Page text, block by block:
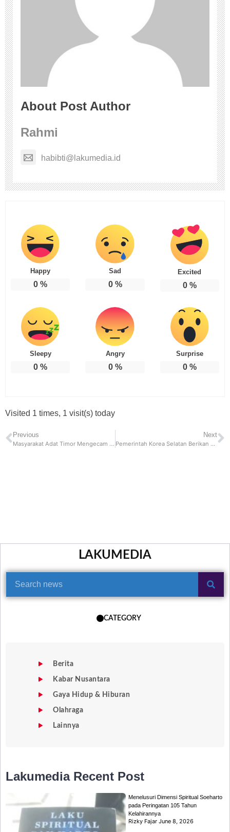
About Post Author
Rahmi
habibti@lakumedia.id
Happy
0 %
Sad
0%
Excited
0%
Sleepy
0 %
Angry
0%
Surprise
0%
Visited 1 times, 1 visit(s) today
Previous
Masyarakat Adat Timor Mengecam Australia Dengan Melakukan Gugatan
Next
Pemerintah Korea Selatan Berikan Kompensasi Santunan Kepada Korban Tragedi Itaewon
LAKUMEDIA
CATEGORY
Berita
Kabar Nusantara
Gaya Hidup & Hiburan
Olahraga
Lainnya
Lakumedia Recent Post
Menelusuri Dimensi Spiritual Soeharto
pada Peringatan 105 Tahun
Kelahirannya
Rizky FajarJune 8, 2026